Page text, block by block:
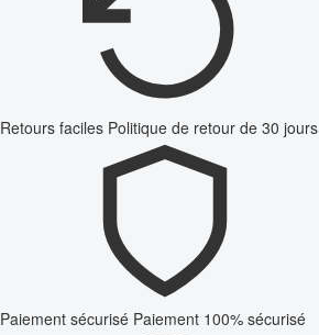
Retours faciles Politique de retour de 30 jours
Paiement sécurisé Paiement 100% sécurisé